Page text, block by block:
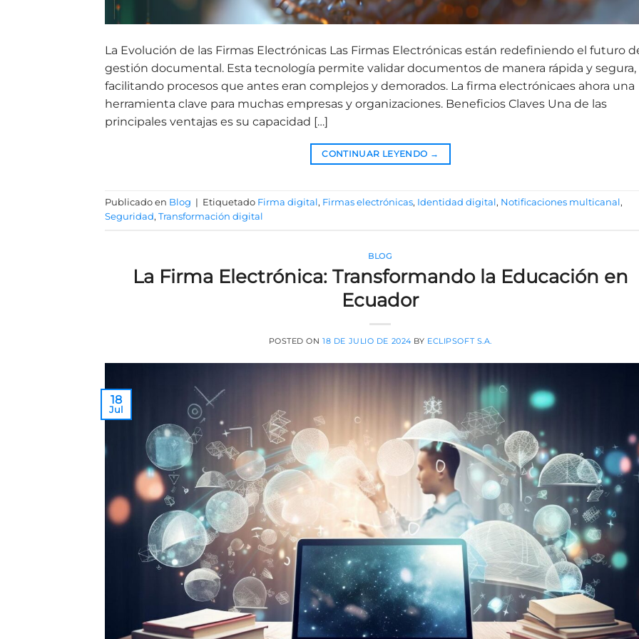
La Evolución de las Firmas Electrónicas Las Firmas Electrónicas están redefiniendo el futuro
gestión documental. Esta tecnología permite validar documentos de manera rápida y segura,
facilitando procesos que antes eran complejos y demorados. La firma electrónicaes ahora una
herramienta clave para muchas empresas y organizaciones. Beneficios Claves Una de las
principales ventajas es su capacidad […]
CONTINUAR LEYENDO →
Publicado en Blog | Etiquetado Firma digital, Firmas electrónicas, Identidad digital, Notificaciones multicanal,
Seguridad, Transformación digital
BLOG
La Firma Electrónica: Transformando la Educación en
Ecuador
POSTED ON18 DE JULIO DE 2024 BY ECLIPSOFT S.A.
18
Jul